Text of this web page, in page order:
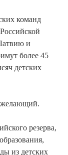
команд
и
более 45
детских
желающий.
резерва,
из детских